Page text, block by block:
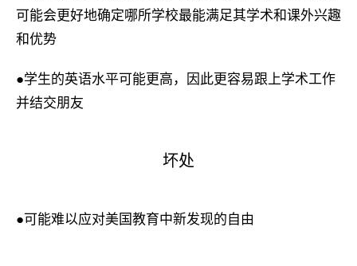
可能会更好地确定哪所学校最能满足其学术和课外兴趣
和优势
●学生的英语水平可能更高，因此更容易跟上学术工作
并结交朋友
坏处
●可能难以应对美国教育中新发现的自由